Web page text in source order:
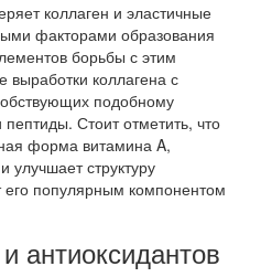
коллаген и эластичные
факторами образования
борьбы с этим
коллагена с
подобному
пептиды. Стоит отметить, что
форма витамина A,
структуру
его популярным компонентом
антиоксидантов